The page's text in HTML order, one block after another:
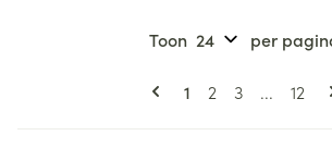
Pagina's
U lees momenteel
1 Pagina
2 Pagina
3 ... 12
Toon per